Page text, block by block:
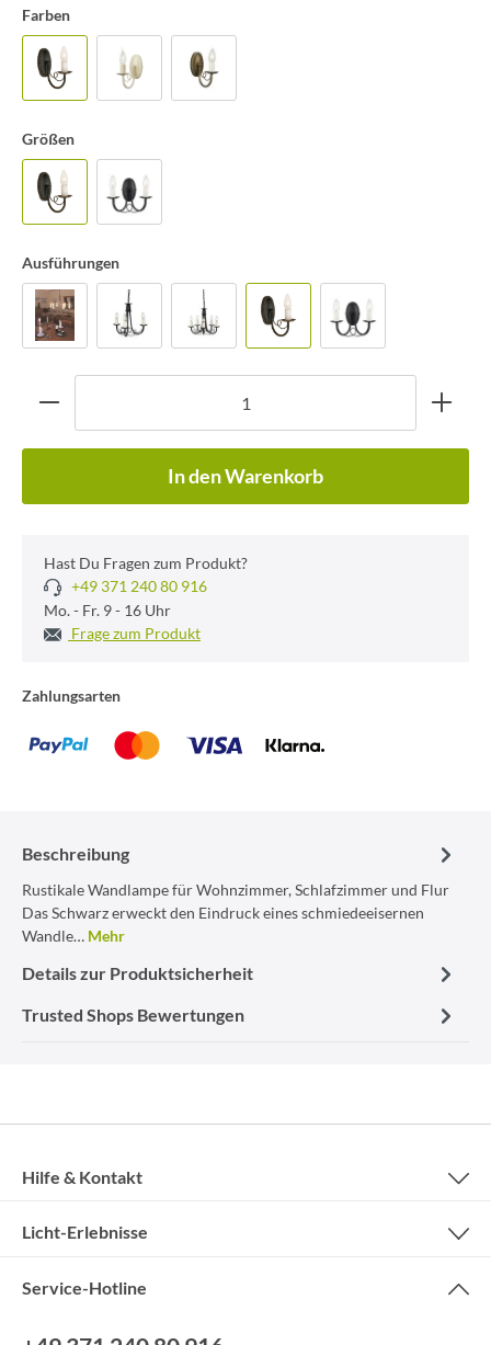
Farben
Größen
Ausführungen
In den Warenkorb
Hast Du Fragen zum Produkt?
+49 371 240 80 916
Mo. - Fr. 9 - 16 Uhr
Frage zum Produkt
Zahlungsarten
Beschreibung
Rustikale Wandlampe für Wohnzimmer, Schlafzimmer und Flur
Das Schwarz erweckt den Eindruck eines schmiedeeisernen
Wandle… Mehr
Details zur Produktsicherheit
Trusted Shops Bewertungen
Service-Hotline
Hilfe & Kontakt
Licht-Erlebnisse